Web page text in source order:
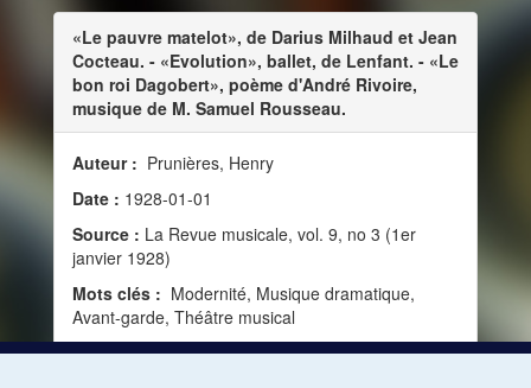
«Le pauvre matelot», de Darius Milhaud et Jean
Cocteau. - «Evolution», ballet, de Lenfant. - «Le
bon roi Dagobert», poème d'André Rivoire,
musique de M. Samuel Rousseau.
Auteur : Prunières, Henry
Date : 1928-01-01
Source : La Revue musicale, vol. 9, no 3 (1er
janvier 1928)
Mots clés : Modernité, Musique dramatique,
Avant-garde, Théâtre musical